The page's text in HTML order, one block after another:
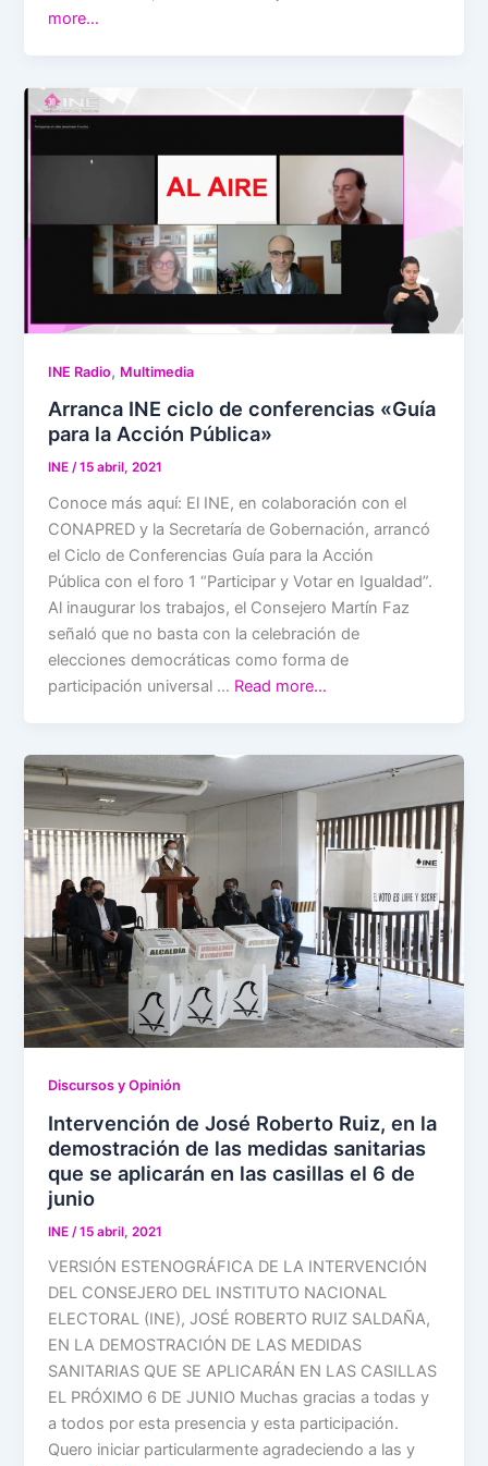
more…
INE Radio, Multimedia
Arranca INE ciclo de conferencias «Guía
para la Acción Pública»
INE/15 abril, 2021
Conoce más aquí: El INE, en colaboración con el
CONAPRED y la Secretaría de Gobernación, arrancó
el Ciclo de Conferencias Guía para la Acción
Pública con el foro 1 “Participar y Votar en Igualdad”.
Al inaugurar los trabajos, el Consejero Martín Faz
señaló que no basta con la celebración de
elecciones democráticas como forma de
participación universal … Read more…
Discursos y Opinión
Intervención de José Roberto Ruiz, en la
demostración de las medidas sanitarias
que se aplicarán en las casillas el 6 de
junio
INE /15 abril, 2021
VERSIÓN ESTENOGRÁFICA DE LA INTERVENCIÓN
DEL CONSEJERO DEL INSTITUTO NACIONAL
ELECTORAL (INE), JOSÉ ROBERTO RUIZ SALDAÑA,
EN LA DEMOSTRACIÓN DE LAS MEDIDAS
SANITARIAS QUE SE APLICARÁN EN LAS CASILLAS
EL PRÓXIMO 6 DE JUNIO Muchas gracias a todas y
a todos por esta presencia y esta participación.
Quero iniciar particularmente agradeciendo a las y